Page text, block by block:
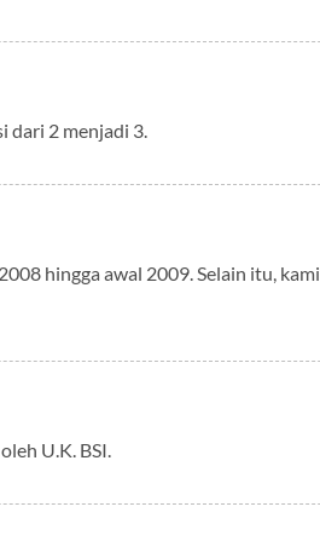
dari 2 menjadi 3.
hingga awal 2009. Selain itu,
U.K. BSI.